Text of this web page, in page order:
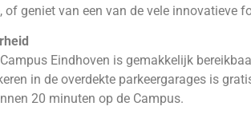
of geniet van een van de vele innovatieve
Eindhoven is gemakkelijk
in de overdekte parkeergarages is
20 minuten op de Campus.